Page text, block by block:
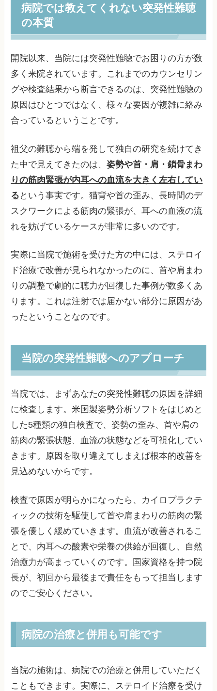
病院では教えてくれない突発性難聴
の本質
開院以来、当院には突発性難聴でお困りの方が数
多く来院されています。これまでのカウンセリン
グや検査結果から断言できるのは、突発性難聴の
原因はひとつではなく、様々な要因が複雑に絡み
合っているということです。
祖父の難聴から端を発して独自の研究を続けてき
た中で見えてきたのは、姿勢や首・肩・鎖骨まわ
りの筋肉緊張が内耳への血流を大きく左右してい
る という事実です。猫背や首の歪み、長時間のデ
スクワークによる筋肉の緊張が、耳への血液の流
れを妨げているケースが非常に多いのです。
実際に当院で施術を受けた方の中には、ステロイ
ド治療で改善が見られなかったのに、首や肩まわ
りの調整で劇的に聴力が回復した事例が数多くあ
ります。これは注射では届かない部分に原因があ
ったということなのです。
当院の突発性難聴へのアプローチ
当院では、まずあなたの突発性難聴の原因を詳細
に検査します。米国製姿勢分析ソフトをはじめと
した5種類の独自検査で、姿勢の歪み、首や肩の
筋肉の緊張状態、血流の状態などを可視化してい
きます。原因を取り違えてしまえば根本的改善を
見込めないからです。
検査で原因が明らかになったら、カイロプラクテ
ィックの技術を駆使して首や肩まわりの筋肉の緊
張を優しく緩めていきます。血流が改善されるこ
とで、内耳への酸素や栄養の供給が回復し、自然
治癒力が高まっていくのです。国家資格を持つ院
長が、初回から最後まで責任をもって担当します
のでご安心ください。
病院の治療と併用も可能です
当院の施術は、病院での治療と併用していただく
こともできます。実際に、ステロイド治療を受け